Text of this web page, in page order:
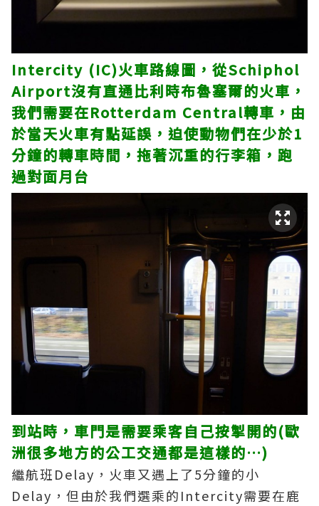
Intercity (IC)火車路線圖，從Schiphol
Airport沒有直通比利時布魯塞爾的火車，
我們需要在Rotterdam Central轉車，由
於當天火車有點延誤，迫使動物們在少於1
分鐘的轉車時間，拖著沉重的行李箱，跑
過對面月台
到站時，車門是需要乘客自己按掣開的(歐
洲很多地方的公工交通都是這樣的…)
繼航班Delay，火車又遇上了5分鐘的小
Delay，但由於我們選乘的Intercity需要在鹿